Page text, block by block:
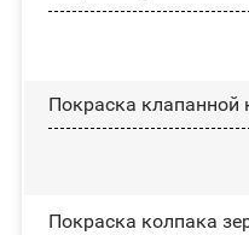
Покраска
Покраска колпака